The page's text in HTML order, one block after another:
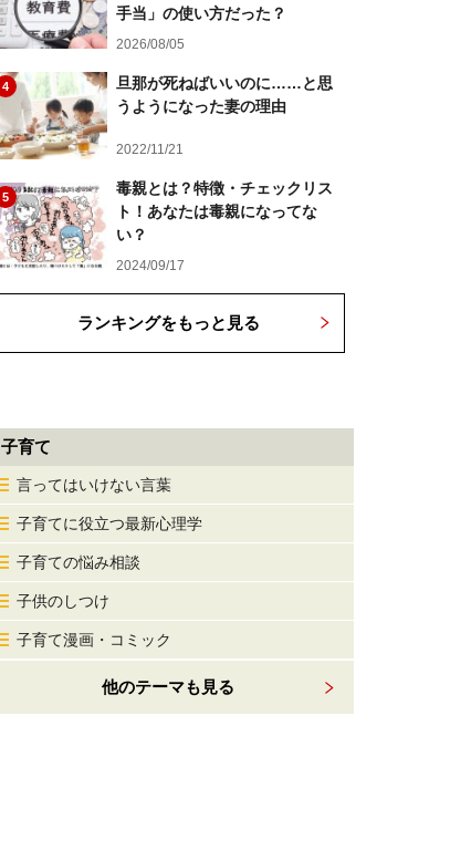
手当」の使い方だった？
2026/08/05
4
旦那が死ねばいいのに……と思
うようになった妻の理由
2022/11/21
5
毒親とは？特徴・チェックリス
ト！あなたは毒親になってな
い？
2024/09/17
ランキングをもっと見る
子育て
言ってはいけない言葉
子育てに役立つ最新心理学
子育ての悩み相談
子供のしつけ
子育て漫画・コミック
他のテーマも見る